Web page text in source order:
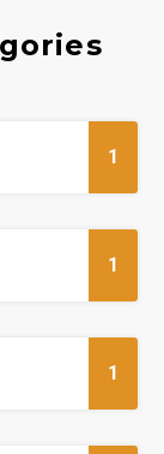
1
1
1